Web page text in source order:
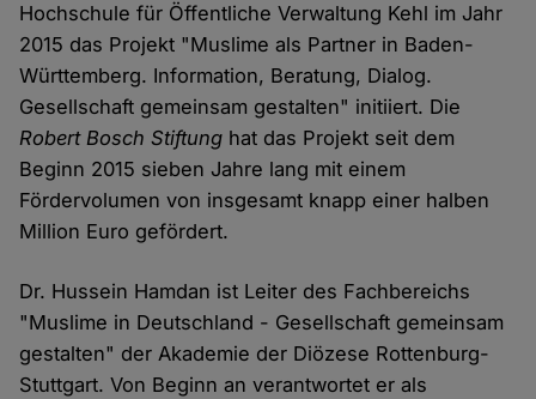
Hochschule für Öffentliche Verwaltung Kehl im Jahr
2015 das Projekt "Muslime als Partner in Baden-
Württemberg. Information, Beratung, Dialog.
Gesellschaft gemeinsam gestalten" initiiert. Die
Robert Bosch Stiftung hat das Projekt seit dem
Beginn 2015 sieben Jahre lang mit einem
Fördervolumen von insgesamt knapp einer halben
Million Euro gefördert.
Dr. Hussein Hamdan ist Leiter des Fachbereichs
"Muslime in Deutschland - Gesellschaft gemeinsam
gestalten" der Akademie der Diözese Rottenburg-
Stuttgart. Von Beginn an verantwortet er als